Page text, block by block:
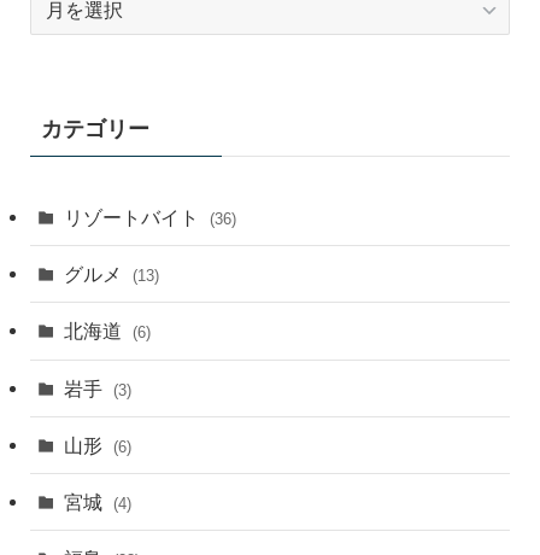
ブ
カテゴリー
リゾートバイト (36)
グルメ (13)
北海道 (6)
岩手 (3)
山形 (6)
宮城 (4)